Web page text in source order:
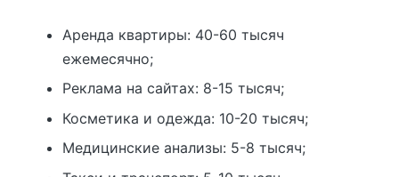
Аренда квартиры: 40-60 тысяч
ежемесячно;
Реклама на сайтах: 8-15 тысяч;
Косметика и одежда: 10-20 тысяч;
Медицинские анализы: 5-8 тысяч;